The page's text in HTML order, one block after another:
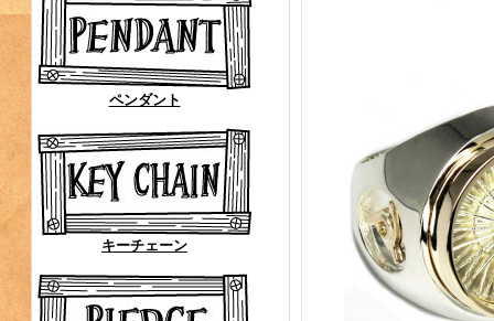
ペンダント
キーチェーン